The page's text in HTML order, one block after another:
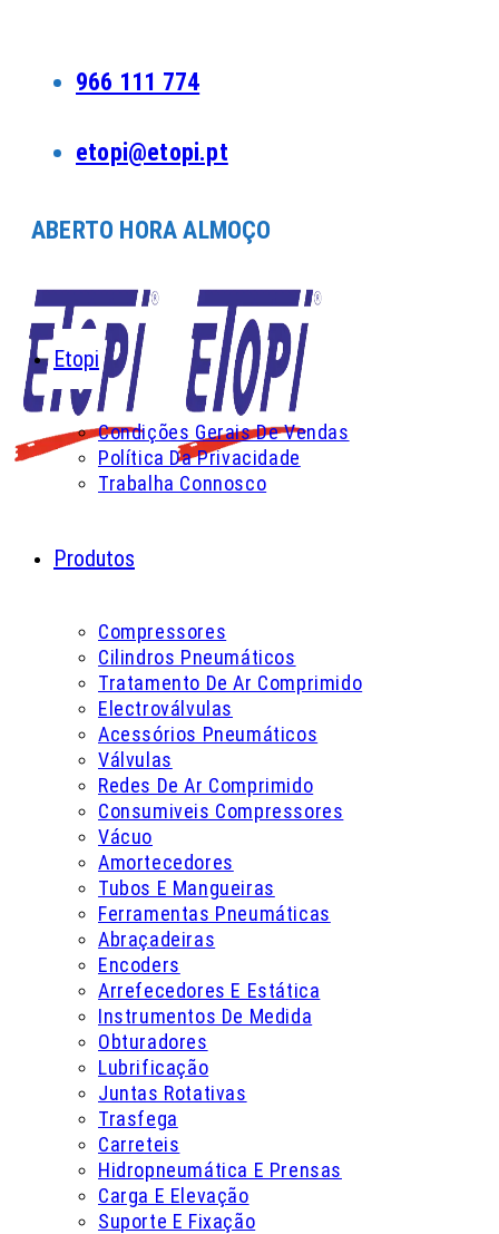
966 111 774
etopi@etopi.pt
ABERTO HORA ALMOÇO
Etopi
Condições Gerais De Vendas
Política Da Privacidade
Trabalha Connosco
Produtos
Compressores
Cilindros Pneumáticos
Tratamento De Ar Comprimido
Electroválvulas
Acessórios Pneumáticos
Válvulas
Redes De Ar Comprimido
Consumiveis Compressores
Vácuo
Amortecedores
Tubos E Mangueiras
Ferramentas Pneumáticas
Abraçadeiras
Encoders
Arrefecedores E Estática
Instrumentos De Medida
Obturadores
Lubrificação
Juntas Rotativas
Trasfega
Carreteis
Hidropneumática E Prensas
Carga E Elevação
Suporte E Fixação